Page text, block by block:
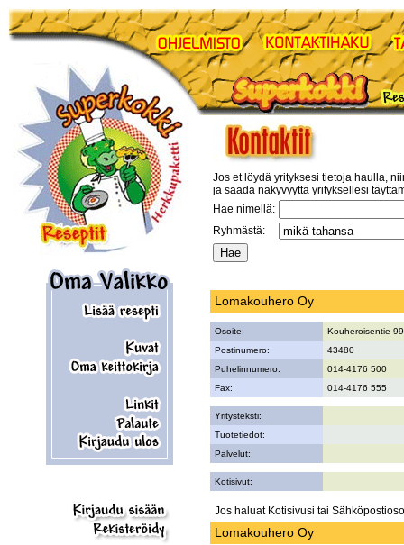
Jos et löydä yrityksesi tietoja haulla,
ja saada näkyvyyttä yrityksellesi
Hae nimellä:
Ryhmästä:
Lomakouhero Oy
Osoite:
Kouheroisentie 99
Postinumero:
43480
Puhelinnumero:
014-4176 500
Fax:
014-4176 555
Yritysteksti:
Tuotetiedot:
Palvelut:
Kotisivut:
Jos haluat Kotisivusi tai
Lomakouhero Oy